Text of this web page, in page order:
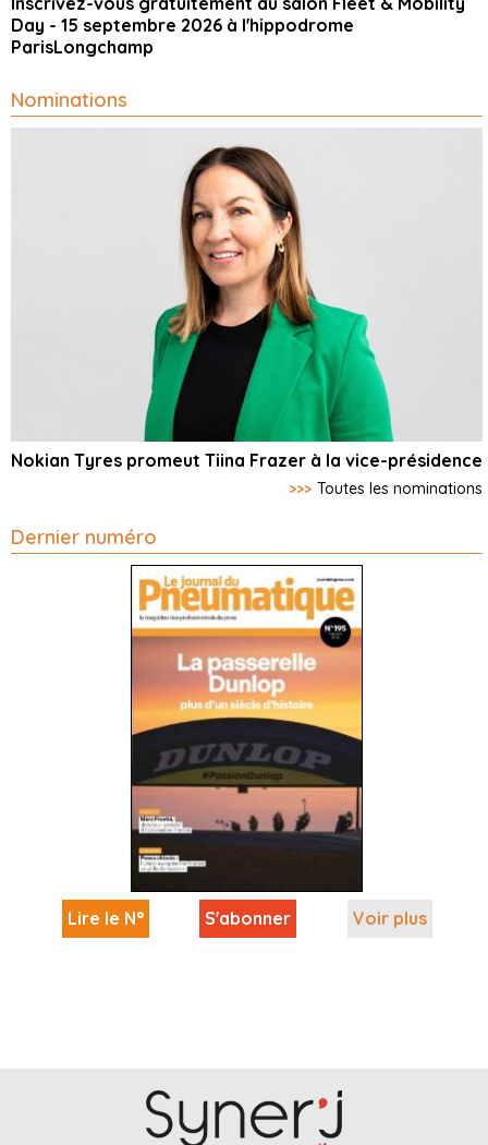
Day - 15 septembre 2026 à l'hippodrome
ParisLongchamp
Nominations
Nokian Tyres promeut Tiina Frazer à la vice-présidence
>>> Toutes les nominations
Dernier numéro
Lire le N° S'abonner Voir plus